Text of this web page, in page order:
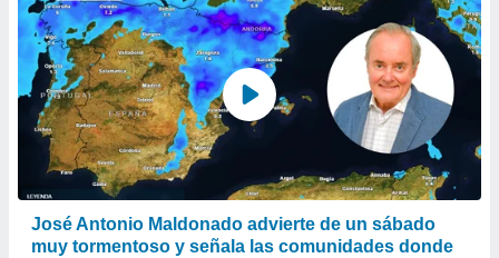
José Antonio Maldonado advierte de un sábado
muy tormentoso y señala las comunidades donde